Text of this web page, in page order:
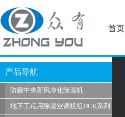
首页
产品导航
防霾中央新风净化除湿机
地下工程用除湿空调机组DCK系列